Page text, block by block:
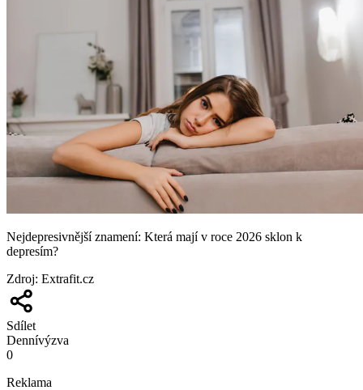
Nejdepresivnější znamení: Která mají v roce 2026 sklon k
depresím?
Zdroj: Extrafit.cz
Sdílet
Dennívýzva
0
Reklama